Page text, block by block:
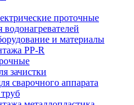
проточные
и материалы
PP-R
зачистки
сварочного аппарата